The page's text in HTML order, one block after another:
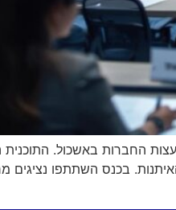
של תוכנית הבריאות האזורית, שתופעל ב־16 רשויות מקומיות
בכנס השתתפו נציגים